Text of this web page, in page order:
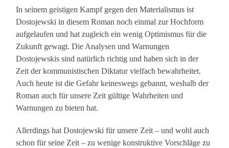
In seinem geistigen Kampf gegen den Materialismus ist
Dostojewski in diesem Roman noch einmal zur Hochform
aufgelaufen und hat zugleich ein wenig Optimismus für die
Zukunft gewagt. Die Analysen und Warnungen
Dostojewskis sind natürlich richtig und haben sich in der
Zeit der kommunistischen Diktatur vielfach bewahrheitet.
Auch heute ist die Gefahr keineswegs gebannt, weshalb der
Roman auch für unsere Zeit gültige Wahrheiten und
Warnungen zu bieten hat.
Allerdings hat Dostojewski für unsere Zeit – und wohl auch
schon für seine Zeit – zu wenige konstruktive Vorschläge zu